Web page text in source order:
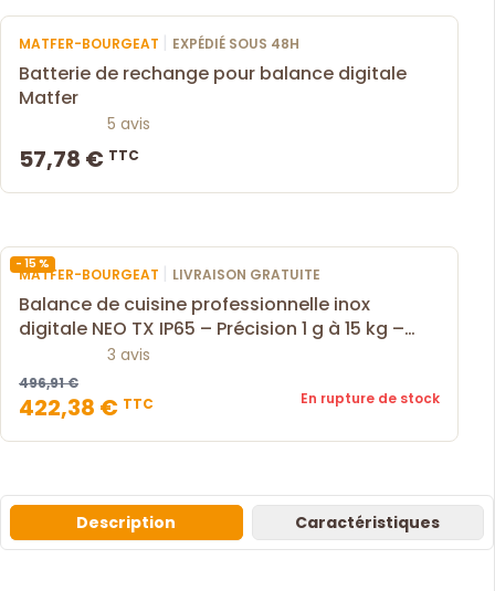
MATFER-BOURGEAT | EXPÉDIÉ SOUS 48H
Batterie de rechange pour balance digitale
Matfer
5 avis
57,78 € TTC
- 15 %
MATFER-BOURGEAT | LIVRAISON GRATUITE
Balance de cuisine professionnelle inox
digitale NEO TX IP65 – Précision 1 g à 15 kg –
3 avis
496,91 €
422,38 € TTC En rupture de stock
Description Caractéristiques